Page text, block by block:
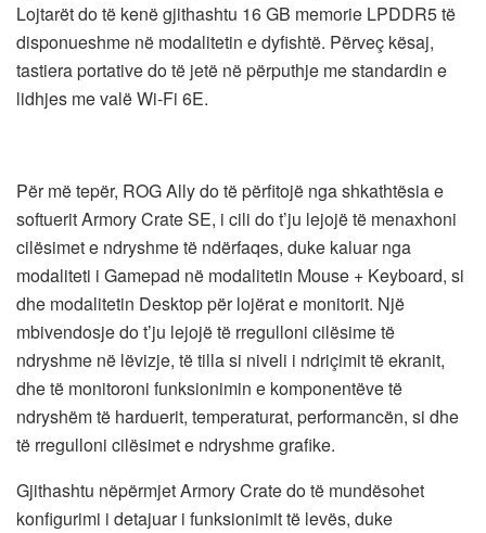
Lojtarët do të kenë gjithashtu 16 GB memorie LPDDR5 të
disponueshme në modalitetin e dyfishtë. Përveç kësaj,
tastiera portative do të jetë në përputhje me standardin e
lidhjes me valë Wi-Fi 6E.
Për më tepër, ROG Ally do të përfitojë nga shkathtësia e
softuerit Armory Crate SE, i cili do t’ju lejojë të menaxhoni
cilësimet e ndryshme të ndërfaqes, duke kaluar nga
modaliteti i Gamepad në modalitetin Mouse + Keyboard, si
dhe modalitetin Desktop për lojërat e monitorit. Një
mbivendosje do t’ju lejojë të rregulloni cilësime të
ndryshme në lëvizje, të tilla si niveli i ndriçimit të ekranit,
dhe të monitoroni funksionimin e komponentëve të
ndryshëm të harduerit, temperaturat, performancën, si dhe
të rregulloni cilësimet e ndryshme grafike.
Gjithashtu nëpërmjet Armory Crate do të mundësohet
konfigurimi i detajuar i funksionimit të levës, duke